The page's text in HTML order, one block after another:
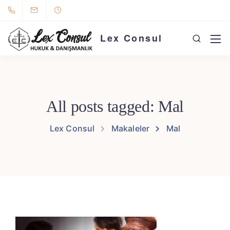
Lex Consul
All posts tagged: Mal
Lex Consul Makaleler Mal